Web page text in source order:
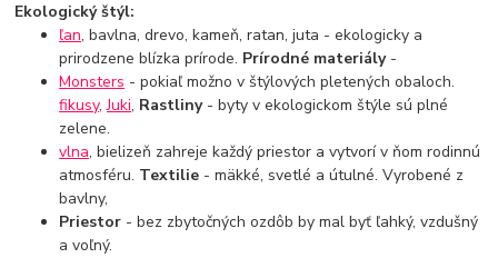
Ekologický štýl:
ľan, bavlna, drevo, kameň, ratan, juta - ekologicky a
prirodzene blízka prírode. Prírodné materiály -
Monsters - pokiaľ možno v štýlových pletených obaloch.
fikusy,Juki, Rastliny - byty v ekologickom štýle sú plné
zelene.
vlna, bielizeň zahreje každý priestor a vytvorí v ňom rodinnú
atmosféru. Textilie - mäkké, svetlé a útulné. Vyrobené z
bavlny,
Priestor - bez zbytočných ozdôb by mal byť ľahký, vzdušný
a voľný.